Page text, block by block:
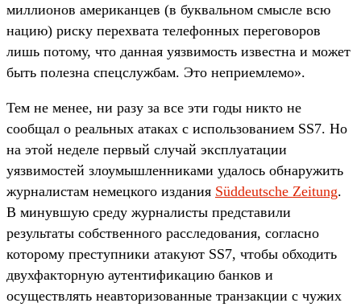
миллионов американцев (в буквальном смысле всю
нацию) риску перехвата телефонных переговоров
лишь потому, что данная уязвимость известна и может
быть полезна спецслужбам. Это неприемлемо».
Тем не менее, ни разу за все эти годы никто не
сообщал о реальных атаках с использованием SS7. Но
на этой неделе первый случай эксплуатации
уязвимостей злоумышленниками удалось обнаружить
журналистам немецкого издания Süddeutsche Zeitung.
В минувшую среду журналисты представили
результаты собственного расследования, согласно
которому преступники атакуют SS7, чтобы обходить
двухфакторную аутентификацию банков и
осуществлять неавторизованные транзакции с чужих